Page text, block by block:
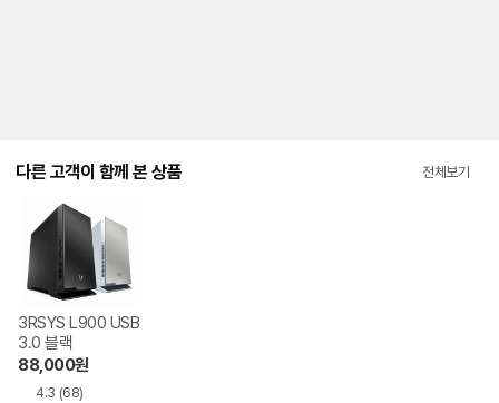
다른 고객이 함께 본 상품 전체보기
3RSYS L900 USB
3.0 블랙
88,000원
4.3 (68)